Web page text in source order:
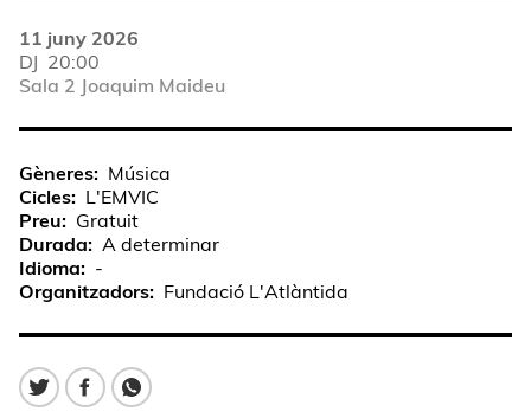
11 juny 2026
DJ 20:00
Sala 2 Joaquim Maideu
Gèneres
Música
Cicles
L'EMVIC
Preu
Gratuit
Durada
A determinar
Idioma
-
Organitzadors
Fundació L'Atlàntida